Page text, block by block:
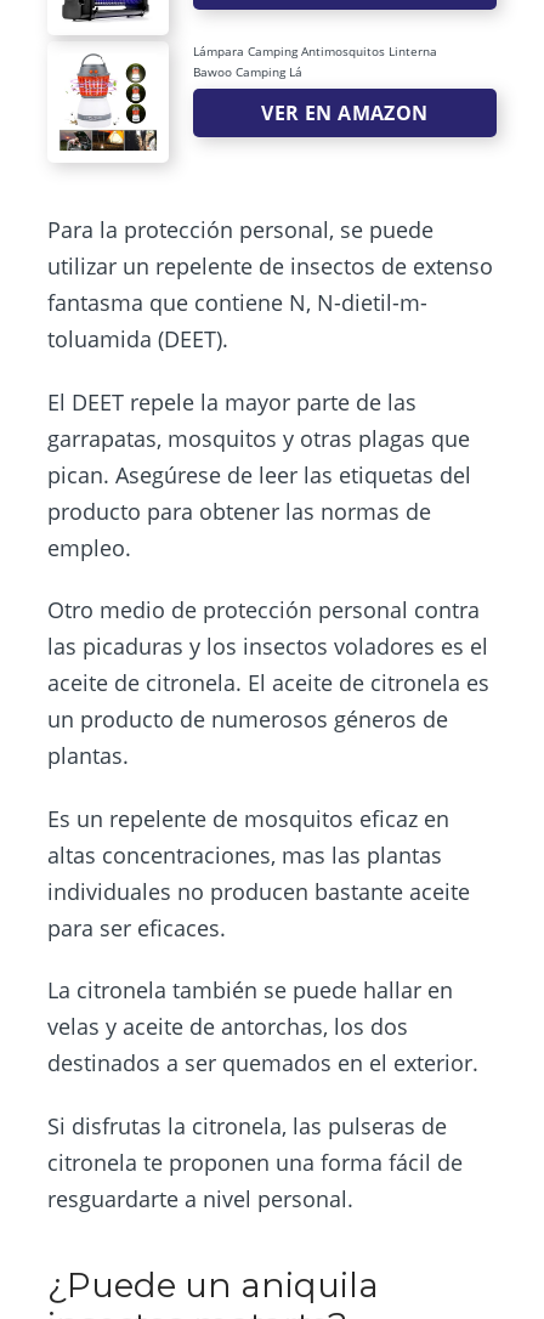
Lámpara Camping Antimosquitos Linterna
Bawoo Camping Lá
VER EN AMAZON
Para la protección personal, se puede
utilizar un repelente de insectos de extenso
fantasma que contiene N, N-dietil-m-
toluamida (DEET).
El DEET repele la mayor parte de las
garrapatas, mosquitos y otras plagas que
pican. Asegúrese de leer las etiquetas del
producto para obtener las normas de
empleo.
Otro medio de protección personal contra
las picaduras y los insectos voladores es el
aceite de citronela. El aceite de citronela es
un producto de numerosos géneros de
plantas.
Es un repelente de mosquitos eficaz en
altas concentraciones, mas las plantas
individuales no producen bastante aceite
para ser eficaces.
La citronela también se puede hallar en
velas y aceite de antorchas, los dos
destinados a ser quemados en el exterior.
Si disfrutas la citronela, las pulseras de
citronela te proponen una forma fácil de
resguardarte a nivel personal.
¿Puede un aniquila